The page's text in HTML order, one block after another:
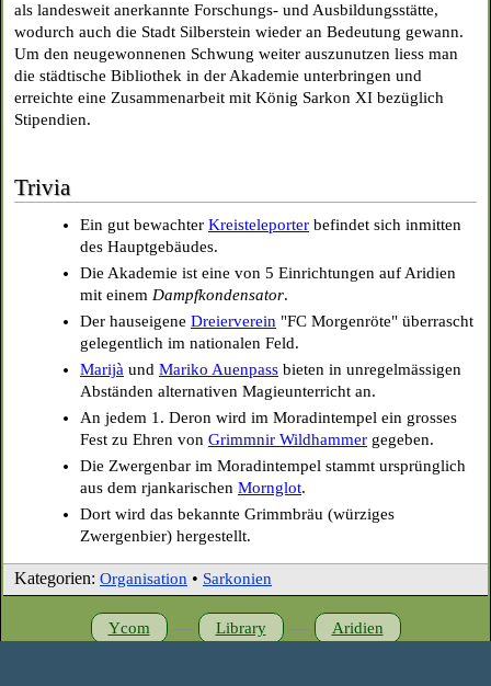
als landesweit anerkannte Forschungs- und Ausbildungsstätte,
wodurch auch die Stadt Silberstein wieder an Bedeutung gewann.
Um den neugewonnenen Schwung weiter auszunutzen liess man
die städtische Bibliothek in der Akademie unterbringen und
erreichte eine Zusammenarbeit mit König Sarkon XI bezüglich
Stipendien.
Trivia
Ein gut bewachter Kreisteleporter befindet sich inmitten
des Hauptgebäudes.
Die Akademie ist eine von 5 Einrichtungen auf Aridien
mit einem Dampfkondensator.
Der hauseigene Dreierverein "FC Morgenröte" überrascht
gelegentlich im nationalen Feld.
Marijà und Mariko Auenpass bieten in unregelmässigen
Abständen alternativen Magieunterricht an.
An jedem 1. Deron wird im Moradintempel ein grosses
Fest zu Ehren von Grimmnir Wildhammer gegeben.
Die Zwergenbar im Moradintempel stammt ursprünglich
aus dem rjankarischen Mornglot.
Dort wird das bekannte Grimmbräu (würziges
Zwergenbier) hergestellt.
Kategorien: Organisation • Sarkonien
Ycom — Library — Aridien